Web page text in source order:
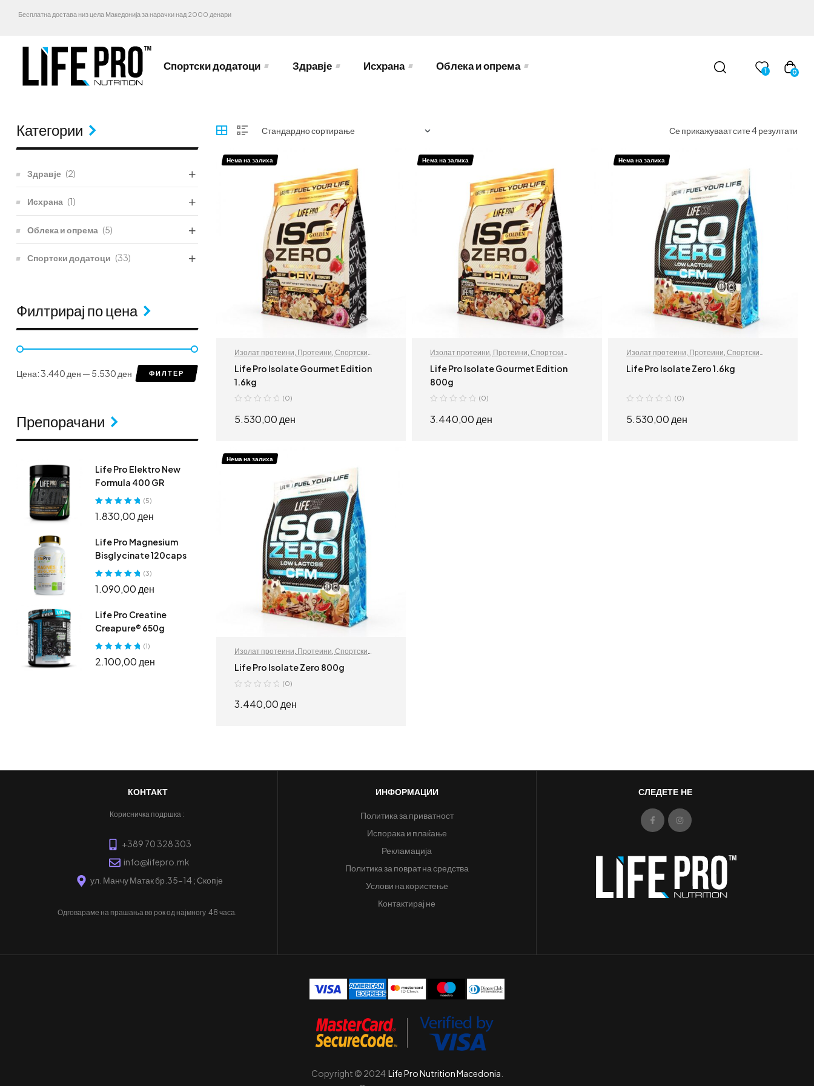
Бесплатна достава низ цела Македонија за нарачки над 2000 денари
Спортски додатоци Здравје Исхрана Облека и опрема 1 0
Се прикажуваат сите 4 резултати
Нема на залиха
Изолат протеини, Протеини, Спортски
додатоци
Life Pro Isolate Gourmet Edition
1.6kg
(0)
5.530,00 ден
ИЗБЕРИ ОПЦИИ
Нема на залиха
Изолат протеини, Протеини,Спортски
додатоци
Life Pro Isolate Gourmet Edition
800g
(0)
3.440,00 ден
Нема на залиха
Изолат протеини, Протеини, Спортски
додатоци
Life Pro Isolate Zero 1.6kg
(0)
5.530,00 ден
Нема на залиха
Изолат протеини, Протеини, Спортски
додатоци
Life Pro Isolate Zero 800g
(0)
3.440,00ден
Категории
Здравје (2)
Исхрана (1)
Облека и опрема (5)
Спортски додатоци (33)
Филтрирај по цена
ФИЛТЕР
Цена:3.440 ден — 5.530 ден
Препорачани
Life Pro Elektro New
Formula 400 GR
Оценето
5.00
(5)
1.830,00ден
Life Pro Magnesium
Bisglycinate 120caps
Оценето
5.00
(3)
1.090,00ден
Life Pro Creatine
Creapure® 650g
Оценето
5.00
(1)
2.100,00ден
КОНТАКТ
Корисничка подршка :
+389 70 328 303
info@lifepro.mk
ул. Манчу Матак бр.35-14 ; Скопје
Одговараме на прашања во рок од најмногу 48 часа.
ИНФОРМАЦИИ
Политика за приватност
Испорака и плаќање
Рекламација
Политика за поврат на средства
Услови на користење
Контактирај не
СЛЕДЕТЕ НЕ
Copyright © 2024 Life Pro Nutrition Macedonia